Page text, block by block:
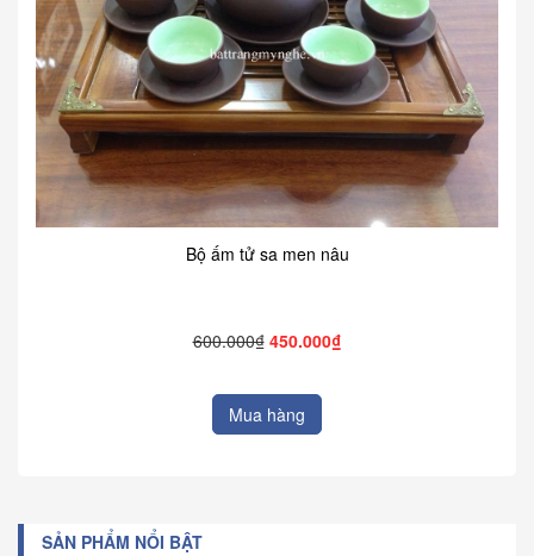
Bộ ấm tử sa men nâu
600.000₫ 450.000₫
Mua hàng
SẢN PHẨM NỔI BẬT